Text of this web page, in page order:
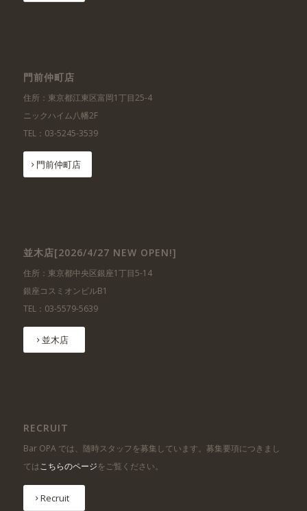
門前仲町店
住所：東京都江東区富岡1丁目25-4
ニックハイム八幡2F
TEL：03-5245-3539
門前仲町店
並木店[2026/4/27 NEW OPEN!]
住所：東京都中央区銀座1丁目5-14
銀座コスミオンビルB1
TEL：03-5579-5639
並木店
RECRUIT
Bar OPA では、随時スタッフを募集しています。募集要項につきまし
てはこちらのページをご覧ください。
Recruit